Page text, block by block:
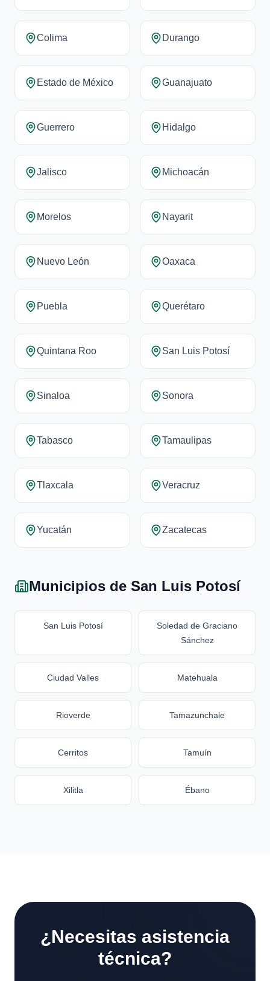
Colima Durango
Estado de México Guanajuato
Guerrero Hidalgo
Jalisco Michoacán
Morelos Nayarit
Nuevo León Oaxaca
Puebla Querétaro
Quintana Roo San Luis Potosí
Sinaloa Sonora
Tabasco Tamaulipas
Tlaxcala Veracruz
Yucatán Zacatecas
Municipios de San Luis Potosí
San Luis Potosí
Soledad de Graciano
Sánchez
Ciudad Valles Matehuala
Rioverde Tamazunchale
Cerritos Tamuín
Xilitla Ébano
¿Necesitas asistencia
técnica?